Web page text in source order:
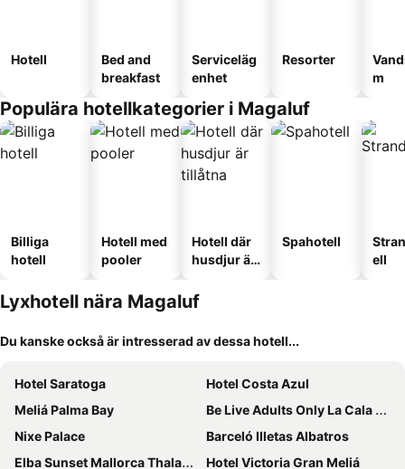
Hotell
Bed and
breakfast
Serviceläg
enhet
Resorter
m
Populära hotellkategorier i Magaluf
Billiga
hotell
Hotell med
pooler
Hotell där
husdjur är
Spahotell
ell
Lyxhotell nära Magaluf
Du kanske också är intresserad av dessa hotell...
Hotel Saratoga
Hotel Costa Azul
Meliá Palma Bay
Be Live Adults Only La Cala Boutique
Nixe Palace
Barceló Illetas Albatros
Elba Sunset Mallorca Thalasso Spa
Hotel Victoria Gran Meliá